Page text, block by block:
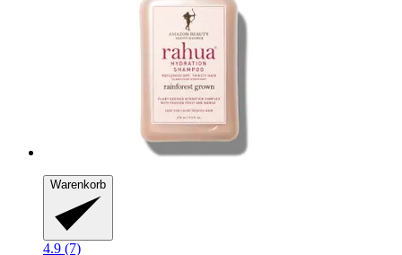
Warenkorb
4.9 (7)